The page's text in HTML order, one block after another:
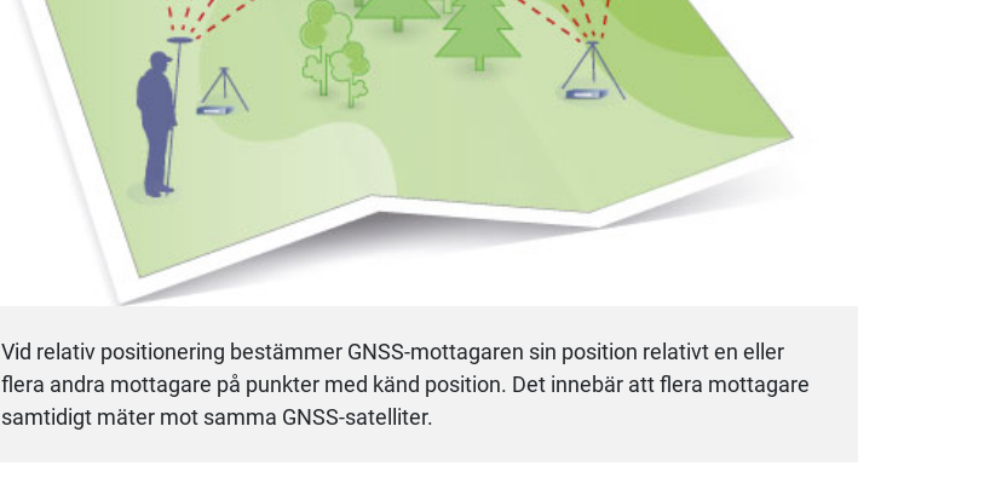
Vid relativ positionering bestämmer GNSS-mottagaren sin position relativt en eller
flera andra mottagare på punkter med känd position. Det innebär att flera mottagare
samtidigt mäter mot samma GNSS-satelliter.